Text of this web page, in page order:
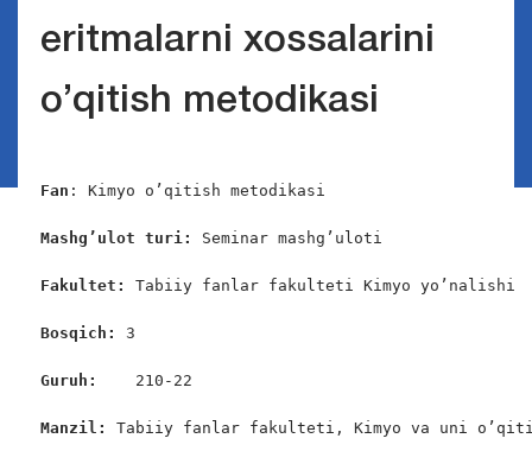
eritmalarni xossalarini
o’qitish metodikasi
Fan : Kimyo o’qitish metodikasi
Mashg’ulot turi: Seminar mashg’uloti
Fakultet: Tabiiy fanlar fakulteti Kimyo yo’nalishi
Bosqich: 3
Guruh: 210-22
Manzil: Tabiiy fanlar fakulteti, Kimyo va uni